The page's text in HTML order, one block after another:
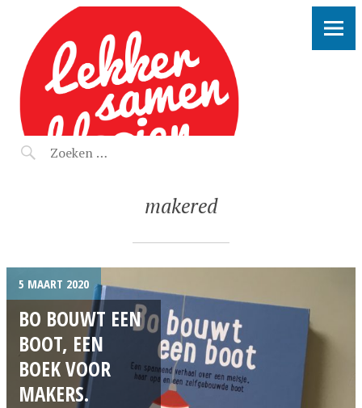
LEKKER SAMEN KLOOIEN
makered
5 MAART 2020
BO BOUWT EEN
BOOT, EEN
BOEK VOOR
MAKERS.